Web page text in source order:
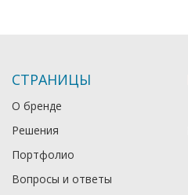
СТРАНИЦЫ
О бренде
Решения
Портфолио
Вопросы и ответы